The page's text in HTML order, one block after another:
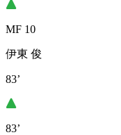
MF 10
伊東 俊
83’
83’